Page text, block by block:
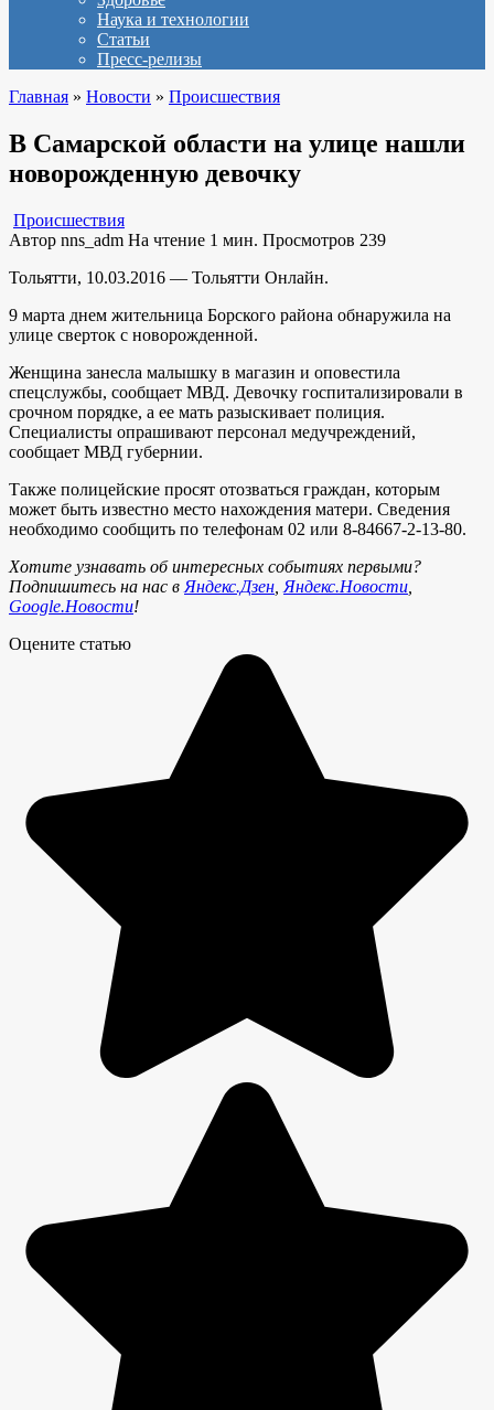
Наука и технологии
Статьи
Пресс-релизы
Главная » Новости » Происшествия
В Самарской области на улице нашли
новорожденную девочку
Происшествия
Автор nns_adm На чтение 1 мин. Просмотров 239
Тольятти, 10.03.2016 — Тольятти Онлайн.
9 марта днем жительница Борского района обнаружила на
улице сверток с новорожденной.
Женщина занесла малышку в магазин и оповестила
спецслужбы, сообщает МВД. Девочку госпитализировали в
срочном порядке, а ее мать разыскивает полиция.
Специалисты опрашивают персонал медучреждений,
сообщает МВД губернии.
Также полицейские просят отозваться граждан, которым
может быть известно место нахождения матери. Сведения
необходимо сообщить по телефонам 02 или 8-84667-2-13-80.
Хотите узнавать об интересных событиях первыми?
Подпишитесь на нас в Яндекс.Дзен Яндекс.Новости
Google.Новости!
Оцените статью